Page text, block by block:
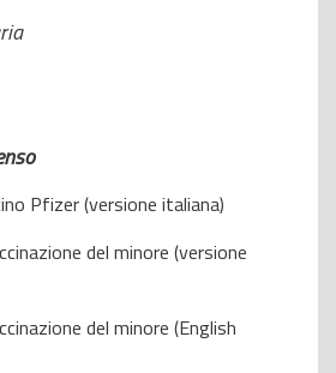
Pfizer (versione italiana)
del minore (versione
del minore (English